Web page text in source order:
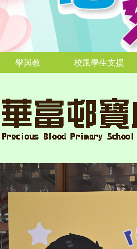
學與教 校風學生支援